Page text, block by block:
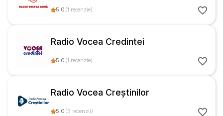
5.0 (1 recenzie)
Radio Vocea Credintei
5.0 (1 recenzie)
Radio Vocea Creștinilor
5.0 (3 recenzii)